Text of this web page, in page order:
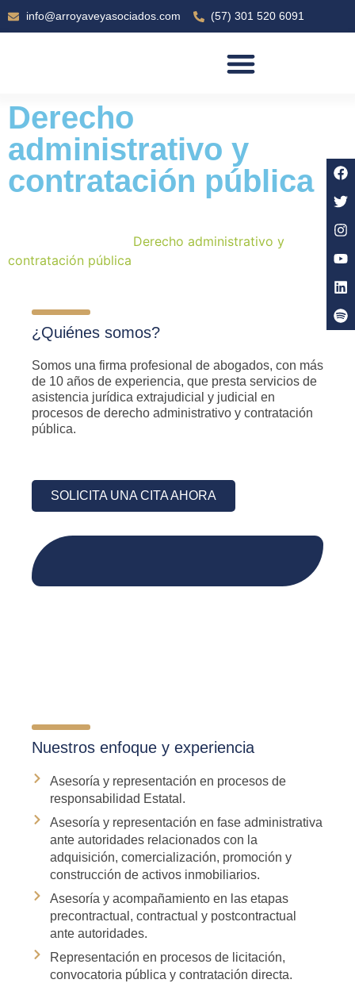
info@arroyaveyasociados.com (57) 301 520 6091
Derecho
administrativo y
contratación pública
Derecho administrativo y
contratación pública
¿Quiénes somos?
Somos una firma profesional de abogados, con más
de 10 años de experiencia, que presta servicios de
asistencia jurídica extrajudicial y judicial en
procesos de derecho administrativo y contratación
pública.
SOLICITA UNA CITA AHORA
Nuestros enfoque y experiencia
Asesoría y representación en procesos de
responsabilidad Estatal.
Asesoría y representación en fase administrativa
ante autoridades relacionados con la
adquisición, comercialización, promoción y
construcción de activos inmobiliarios.
Asesoría y acompañamiento en las etapas
precontractual, contractual y postcontractual
ante autoridades.
Representación en procesos de licitación,
convocatoria pública y contratación directa.